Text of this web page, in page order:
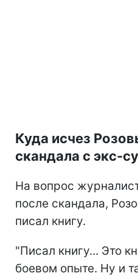
Куда исчез
скандала с экс-
На вопрос
после скандала,
писал книгу.
"Писал книгу... Это
боевом опыте. Ну и